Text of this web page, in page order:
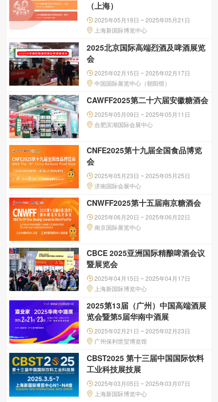
（上海）
2025年05月19日 ~ 2025年05月21日
上海新国际博览中心
2025北京国际高端烈酒及啤酒展览
会
2025年02月15日 ~ 2025年02月17日
中国国际展览中心（朝阳馆）
CAWFF2025第二十六届安徽糖酒会
2025年05月09日 ~ 2025年05月11日
合肥滨湖国际会展中心
CNFE2025第十九届全国食品博览
会
2025年05月23日 ~ 2025年05月25日
济南国际会展中心
CNWFF2025第十五届南京糖酒会
2025年06月20日 ~ 2025年06月22日
南京国际展览中心
CBCE 2025亚洲国际精酿啤酒会议
暨展览会
2025年04月15日 ~ 2025年04月17日
上海新国际博览中心
2025第13届（广州）中国高端酒展
览会暨第5届华南中酒展
2025年02月21日 ~ 2025年02月23日
广州保利世贸博览馆
CBST2025 第十三届中国国际饮料
工业科技展技展
2025年03月05日 ~ 2025年03月07日
上海新国际博览中心